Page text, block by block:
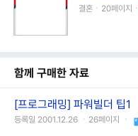
결혼ㆍ20페이지ㆍ
함께 구매한 자료
[프로그래밍] 파워빌더 팁1
등록일 2001.12.26 ㆍ26페이지 ㆍ